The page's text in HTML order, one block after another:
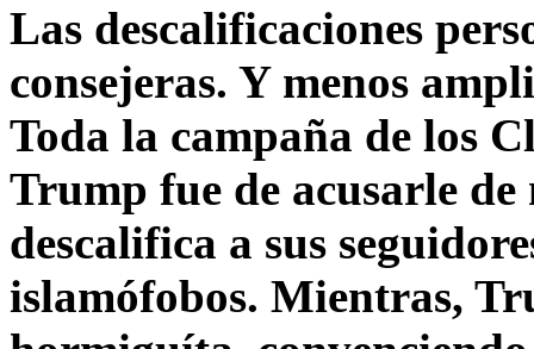
Las descalificaciones
consejeras. Y menos
Toda la campaña de los
Trump fue de acusarle
descalifica a sus
islamófobos. Mientras,